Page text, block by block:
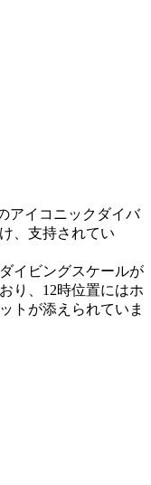
アイコニックダイバ
、支持されてい
イビングスケールが
り、12時位置にはホ
トが添えられていま